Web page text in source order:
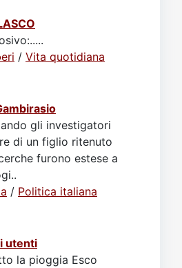
/ Vita quotidiana
gli investigatori
di un figlio ritenuto
furono estese a
/ Politica italiana
utenti
la pioggia Esco